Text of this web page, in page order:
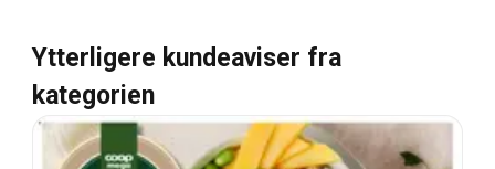
Ytterligere kundeaviser fra
kategorien